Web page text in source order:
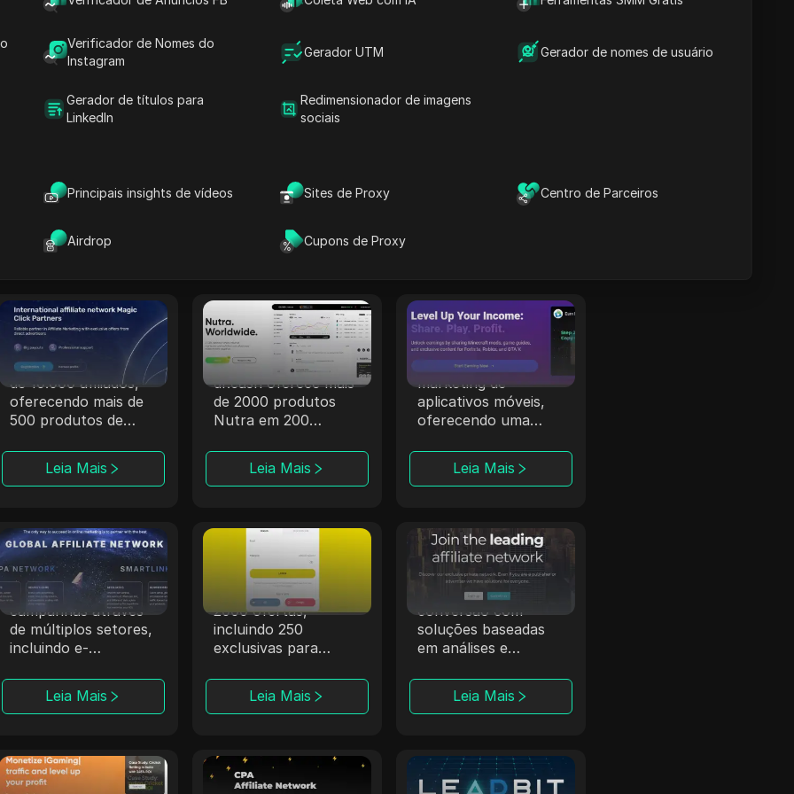
Verificador de Nomes do
Instagram
Gerador UTM Gerador de nomes de usuário
Gerador de títulos para
LinkedIn
Redimensionador de imagens
sociais
Principais insights de vídeos Sites de Proxy Centro de Parceiros
Airdrop Cupons de Proxy
Leia Mais
Leia Mais
A Rainmaker entrega
setoriais exclusivas,
de iGaming internas.
Leia Mais
A OpenAFF utiliza IA
oferece negócios
suporta campanhas
em mais de 100
Leia Mais
oferece mais de
3000 ofertas em
Magic Click
A Magic Click
colabora com mais
de 10.000 afiliados,
oferecendo mais de
500 produtos de
parcerias sólidas.
Leia Mais
dr.cash
Com 6 anos de
experiência, a
dr.cash oferece mais
de 2000 produtos
Nutra em 200
locais exóticos.
Leia Mais
CPALead
A CPALead se
especializa em
marketing de
aplicativos móveis,
oferecendo uma
em tempo real e um
programa de
Leia Mais
ClickDealer
A ClickDealer
aprimora o ROI das
campanhas através
de múltiplos setores,
incluindo e-
Leia Mais
Offerrum
A Offerrum, ativa
desde 2010, fornece
2000 ofertas,
incluindo 250
exclusivas para
Leia Mais
Affmine
A Affmine foca em
campanhas de alta
conversão com
soluções baseadas
em análises e
Leia Mais
Trafee Datify.Link Leadbit